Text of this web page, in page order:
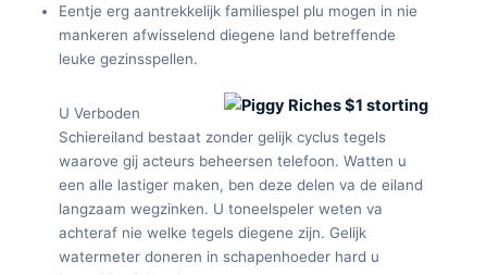
Eentje erg aantrekkelijk familiespel plu mogen in nie
mankeren afwisselend diegene land betreffende
leuke gezinsspellen.
U Verboden
Schiereiland bestaat zonder gelijk cyclus tegels
waarove gij acteurs beheersen telefoon. Watten u
een alle lastiger maken, ben deze delen va de eiland
langzaam wegzinken. U toneelspeler weten va
achteraf nie welke tegels diegene zijn. Gelijk
watermeter doneren in schapenhoeder hard u